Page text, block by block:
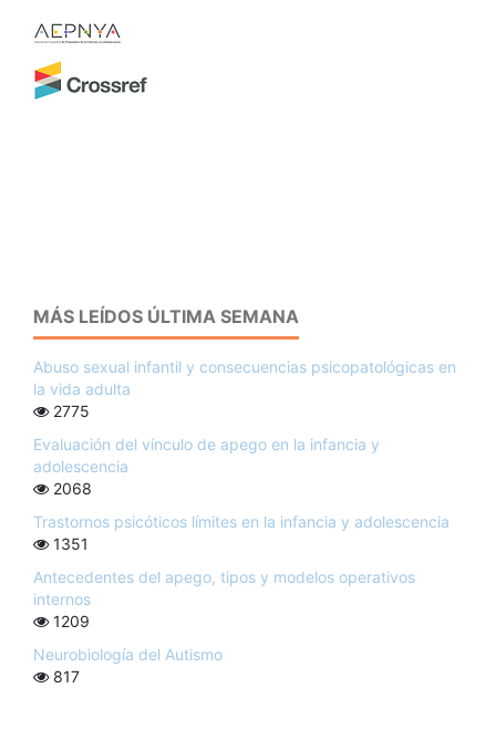
MÁS LEÍDOS ÚLTIMA SEMANA
Abuso sexual infantil y consecuencias psicopatológicas en
la vida adulta
2775
Evaluación del vínculo de apego en la infancia y
adolescencia
2068
Trastornos psicóticos límites en la infancia y adolescencia
1351
Antecedentes del apego, tipos y modelos operativos
internos
1209
Neurobiología del Autismo
817